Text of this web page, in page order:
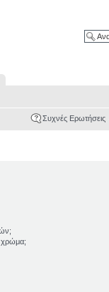
Συχνές Ερωτήσεις
χρώμα;